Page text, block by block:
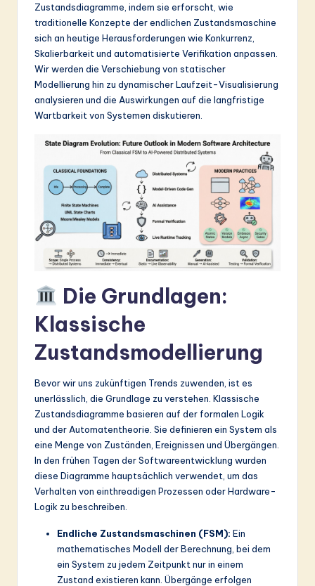
&
S
o
ft
w
Zustandsdiagramme, indem sie erforscht, wie
traditionelle Konzepte der endlichen Zustandsmaschine
sich an heutige Herausforderungen wie Konkurrenz,
Skalierbarkeit und automatisierte Verifikation anpassen.
Wir werden die Verschiebung von statischer
Modellierung hin zu dynamischer Laufzeit-Visualisierung
analysieren und die Auswirkungen auf die langfristige
Wartbarkeit von Systemen diskutieren.
Die Grundlagen:
Klassische
Zustandsmodellierung
Bevor wir uns zukünftigen Trends zuwenden, ist es
unerlässlich, die Grundlage zu verstehen. Klassische
Zustandsdiagramme basieren auf der formalen Logik
und der Automatentheorie. Sie definieren ein System als
eine Menge von Zuständen, Ereignissen und Übergängen.
In den frühen Tagen der Softwareentwicklung wurden
diese Diagramme hauptsächlich verwendet, um das
Verhalten von einthreadigen Prozessen oder Hardware-
Logik zu beschreiben.
Endliche Zustandsmaschinen (FSM): Ein
mathematisches Modell der Berechnung, bei dem
ein System zu jedem Zeitpunkt nur in einem
Zustand existieren kann. Übergänge erfolgen